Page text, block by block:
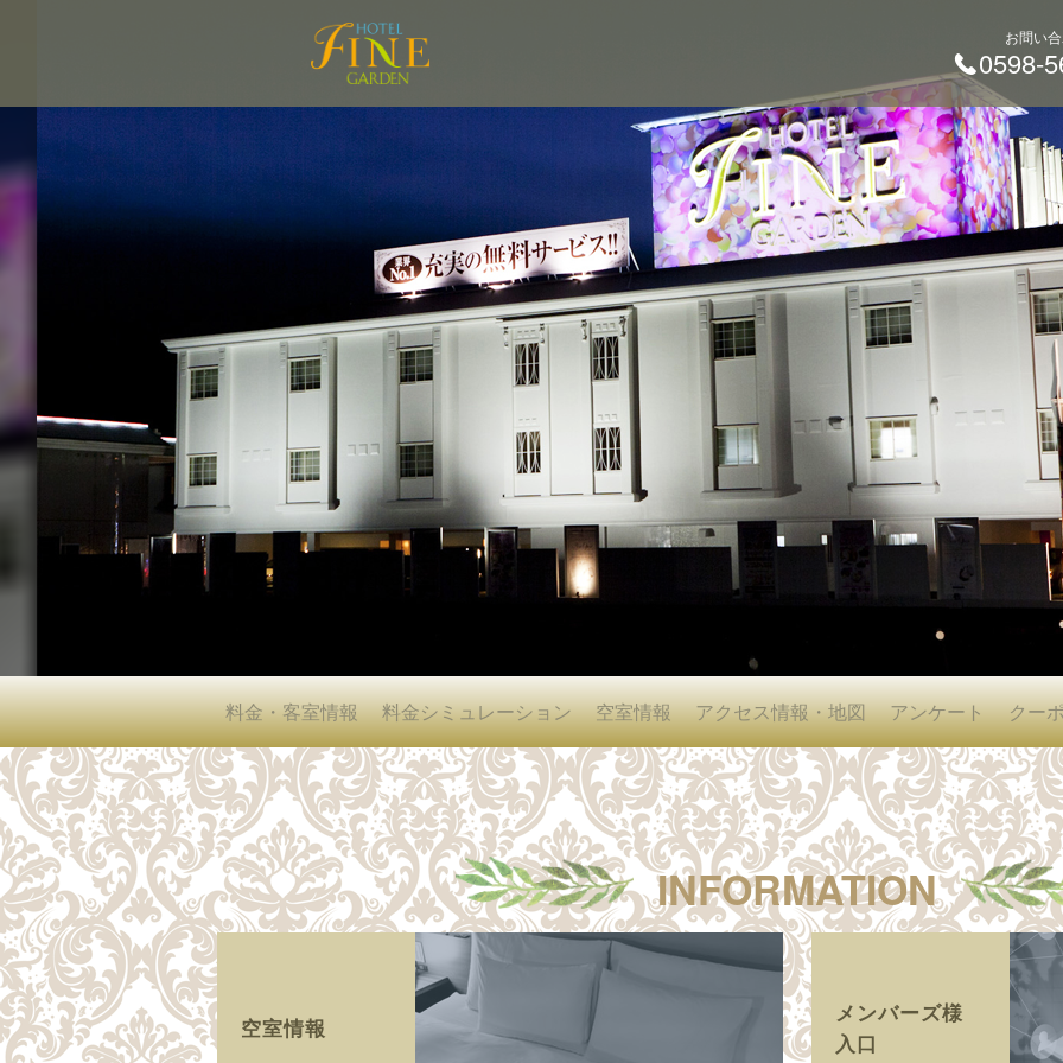
お問い
0598-
料金・客室情報 料金シミュレーション 空室情報 アクセス情報・地図 アンケート クー
INFORMATION
空室情報
メンバーズ様
入口